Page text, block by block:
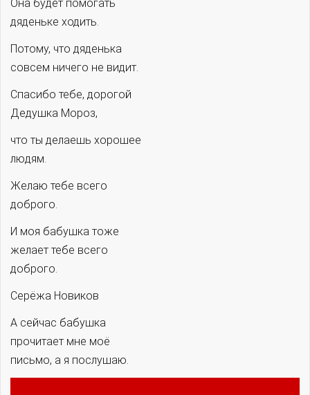
Она будет помогать
дяденьке ходить.
Потому, что дяденька
совсем ничего не видит.
Спасибо тебе, дорогой
Дедушка Мороз,
что ты делаешь хорошее
людям.
Желаю тебе всего
доброго.
И моя бабушка тоже
желает тебе всего
доброго.
Серёжа Новиков
А сейчас бабушка
прочитает мне моё
письмо, а я послушаю.